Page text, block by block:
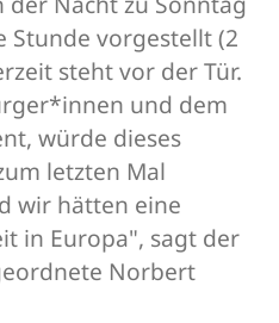
Stunde vorgestellt (2
steht vor der Tür.
und dem
würde dieses
letzten Mal
wir hätten eine
in Europa", sagt der
Norbert